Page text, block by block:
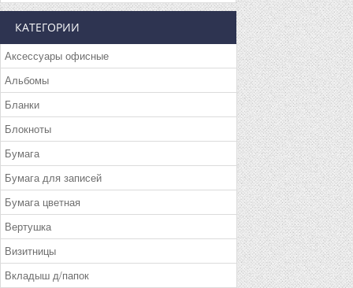
КАТЕГОРИИ
Аксессуары офисные
Альбомы
Бланки
Блокноты
Бумага
Бумага для записей
Бумага цветная
Вертушка
Визитницы
Вкладыш д/папок